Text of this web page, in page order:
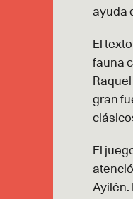
ayuda
El
fauna
gran
El
Ayilén.